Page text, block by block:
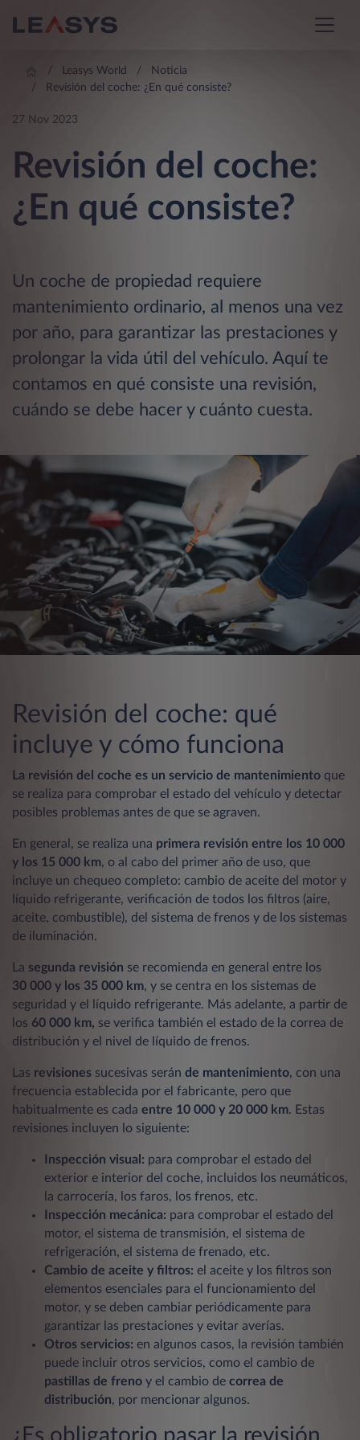
Leasys World
Noticia
Revisión del coche: ¿En qué consiste?
27 Nov 2023
Revisión del coche:
¿En qué consiste?
Un coche de propiedad requiere
mantenimiento ordinario, al menos una vez
por año, para garantizar las prestaciones y
prolongar la vida útil del vehículo. Aquí te
contamos en qué consiste una revisión,
cuándo se debe hacer y cuánto cuesta.
Revisión del coche: qué
incluye y cómo funciona
La revisión del coche es un servicio de mantenimiento que
se realiza para comprobar el estado del vehículo y detectar
posibles problemas antes de que se agraven.
En general, se realiza una primera revisión entre los 10 000
y los 15 000 km, o al cabo del primer año de uso, que
incluye un chequeo completo: cambio de aceite del motor y
líquido refrigerante, verificación de todos los filtros (aire,
aceite, combustible), del sistema de frenos y de los sistemas
de iluminación.
La segunda revisión se recomienda en general entre los
30 000 y los 35 000 km, y se centra en los sistemas de
seguridad y el líquido refrigerante. Más adelante, a partir de
los 60 000 km, se verifica también el estado de la correa de
distribución y el nivel de líquido de frenos.
Las revisiones sucesivas serán de mantenimiento, con una
frecuencia establecida por el fabricante, pero que
habitualmente es cada entre 10 000 y 20 000 km. Estas
revisiones incluyen lo siguiente:
Inspección visual: para comprobar el estado del
exterior e interior del coche, incluidos los neumáticos,
la carrocería, los faros, los frenos, etc.
Inspección mecánica: para comprobar el estado del
motor, el sistema de transmisión, el sistema de
refrigeración, el sistema de frenado, etc.
Cambio de aceite y filtros: el aceite y los filtros son
elementos esenciales para el funcionamiento del
motor, y se deben cambiar periódicamente para
garantizar las prestaciones y evitar averías.
Otros servicios: en algunos casos, la revisión también
puede incluir otros servicios, como el cambio de
pastillas de freno y el cambio de correa de
distribución, por mencionar algunos.
¿Es obligatorio pasar la revisión